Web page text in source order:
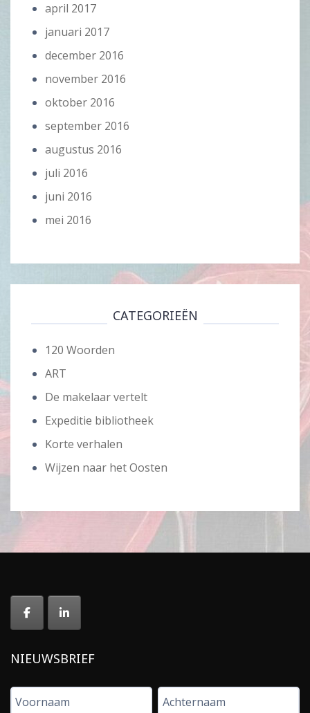
april 2017
januari 2017
december 2016
november 2016
oktober 2016
september 2016
augustus 2016
juli 2016
juni 2016
mei 2016
CATEGORIEËN
120 Woorden
ART
De makelaar vertelt
Expeditie bibliotheek
Korte verhalen
Wijzen naar het Oosten
NIEUWSBRIEF